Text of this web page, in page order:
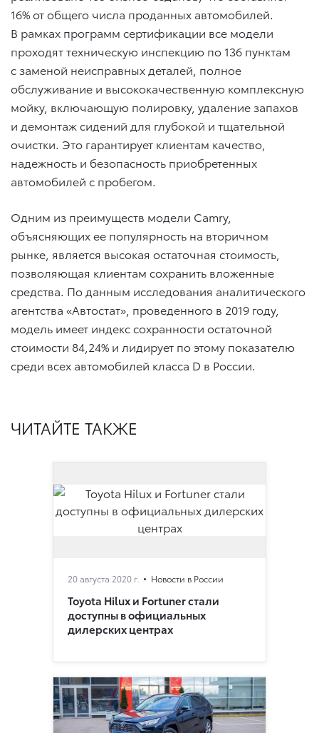
16% от общего числа проданных автомобилей.
В рамках программ сертификации все модели
проходят техническую инспекцию по 136 пунктам
с заменой неисправных деталей, полное
обслуживание и высококачественную комплексную
мойку, включающую полировку, удаление запахов
и демонтаж сидений для глубокой и тщательной
очистки. Это гарантирует клиентам качество,
надежность и безопасность приобретенных
автомобилей с пробегом.
Одним из преимуществ модели Camry,
объясняющих ее популярность на вторичном
рынке, является высокая остаточная стоимость,
позволяющая клиентам сохранить вложенные
средства. По данным исследования аналитического
агентства «Автостат», проведенного в 2019 году,
модель имеет индекс сохранности остаточной
стоимости 84,24% и лидирует по этому показателю
среди всех автомобилей класса D в России.
ЧИТАЙТЕ ТАКЖЕ
20 августа 2020 г. Новости в России
Toyota Hilux и Fortuner стали
доступны в официальных
дилерских центрах